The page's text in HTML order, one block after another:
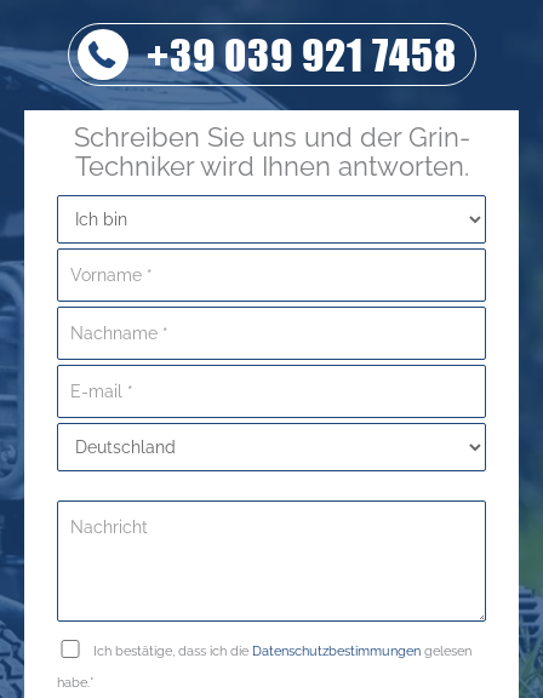
+39 039 921 7458
Schreiben Sie uns und der Grin-
Techniker wird Ihnen antworten.
Ich bestätige, dass ich die Datenschutzbestimmungengelesen
habe.*